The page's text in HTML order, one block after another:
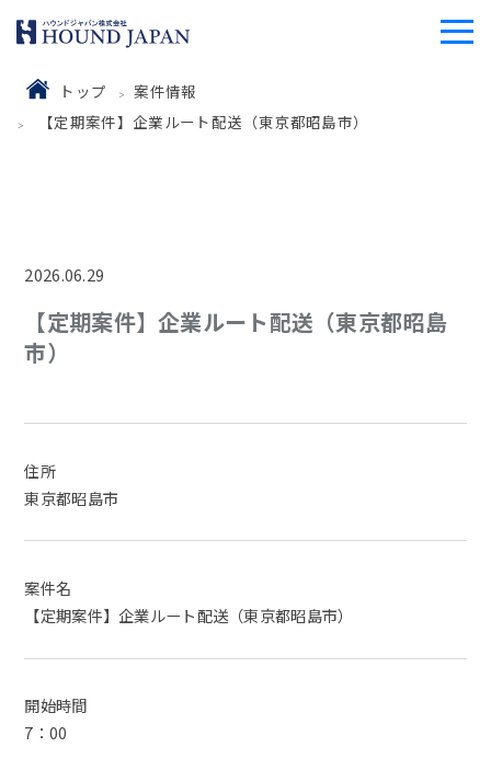
トップ
案件情報
【定期案件】企業ルート配送（東京都昭島市）
2026.06.29
【定期案件】企業ルート配送（東京都昭島
市）
住所
東京都昭島市
案件名
【定期案件】企業ルート配送（東京都昭島市）
開始時間
7：00